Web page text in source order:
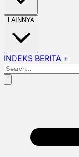
LAINNYA
INDEKS BERITA +